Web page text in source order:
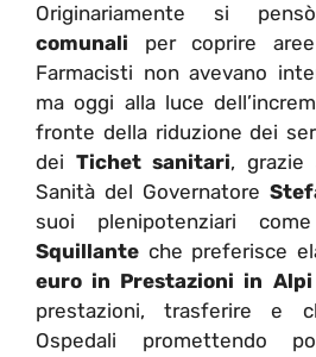
Originariamente si
comunali per coprire
Farmacisti non avevano
ma oggi alla luce
fronte della riduzione dei
dei Tichet sanitari, grazie
Sanità del Governatore
suoi plenipotenziari
Squillante che preferisce
euro in Prestazioni in Alpi
prestazioni, trasferire e
Ospedali promettendo